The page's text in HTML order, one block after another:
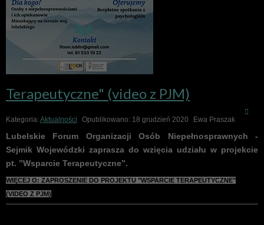
Terapeutyczne" (video z PJM)
Kategoria:Aktualności Opublikowano: 18 grudzień 2020 Ewa Praszak
Lubelskie Forum Organizacji Osób Niepełnosprawnych -
Sejmik Wojewódzki zaprasza do wzięcia udziału w projekcie
pt. ”Wsparcie Terapeutyczne”.
WIĘCEJ O: ZAPROSZENIE DO PROJEKTU "WSPARCIE TERAPEUTYCZNE"
(VIDEO Z PJM)